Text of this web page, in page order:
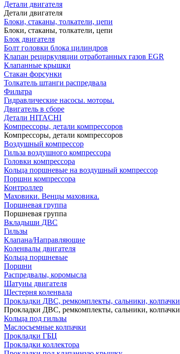
Детали двигателя
Детали двигателя
Блоки, стаканы, толкатели, цепи
Блоки, стаканы, толкатели, цепи
Блок двигателя
Болт головки блока цилиндров
Клапан рециркуляции отработанных газов EGR
Клапанные крышки
Стакан форсунки
Толкатель штанги распредвала
Фильтра
Гидравлические насосы. моторы.
Двигатель в сборе
Детали HITACHI
Компрессоры, детали компрессоров
Компрессоры, детали компрессоров
Воздушный компрессор
Гильза воздушного компрессора
Головки компрессора
Кольца поршневые на воздушный компрессор
Поршни компрессора
Контроллер
Маховики. Венцы маховика.
Поршневая группа
Поршневая группа
Вкладыши ДВС
Гильзы
Клапана/Направляющие
Коленвалы двигателя
Кольца поршневые
Поршни
Распредвалы, коромысла
Шатуны двигателя
Шестерня коленвала
Прокладки ДВС, ремкомплекты, сальники, колпачки
Прокладки ДВС, ремкомплекты, сальники, колпачки
Кольца под гильзы
Маслосъемные колпачки
Прокладки ГБЦ
Прокладки коллектора